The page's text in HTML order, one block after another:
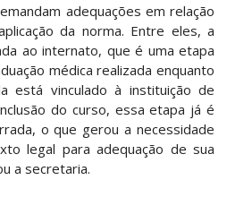
adequações em relação
da norma. Entre eles, a
ao internato, que é uma etapa
médica realizada enquanto
está vinculado à instituição de
do curso, essa etapa já é
o que gerou a necessidade
legal para adequação de sua
a secretaria.